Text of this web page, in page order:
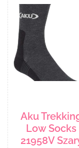
Aku
Low Socks
21958V